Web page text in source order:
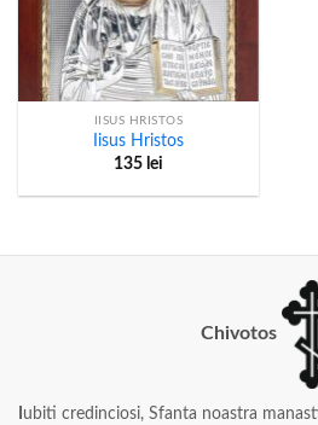
IISUS HRISTOS
Iisus Hristos
135 lei
Chivotos
ubiti credinciosi, Sfanta noastra